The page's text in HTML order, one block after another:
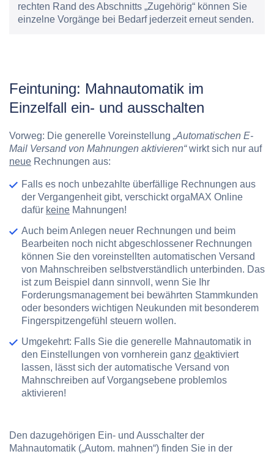
rechten Rand des Abschnitts „Zugehörig“ können Sie
einzelne Vorgänge bei Bedarf jederzeit erneut senden.
Feintuning: Mahnautomatik im
Einzelfall ein- und ausschalten
Vorweg: Die generelle Voreinstellung „Automatischen E-
Mail Versand von Mahnungen aktivieren“wirkt sich nur auf
neue Rechnungen aus:
Falls es noch unbezahlte überfällige Rechnungen aus
der Vergangenheit gibt, verschickt orgaMAX Online
dafür keine Mahnungen!
Auch beim Anlegen neuer Rechnungen und beim
Bearbeiten noch nicht abgeschlossener Rechnungen
können Sie den voreinstellten automatischen Versand
von Mahnschreiben selbstverständlich unterbinden. Das
ist zum Beispiel dann sinnvoll, wenn Sie Ihr
Forderungsmanagement bei bewährten Stammkunden
oder besonders wichtigen Neukunden mit besonderem
Fingerspitzengefühl steuern wollen.
Umgekehrt: Falls Sie die generelle Mahnautomatik in
den Einstellungen von vornherein ganz deaktiviert
lassen, lässt sich der automatische Versand von
Mahnschreiben auf Vorgangsebene problemlos
aktivieren!
Den dazugehörigen Ein- und Ausschalter der
Mahnautomatik („Autom. mahnen“) finden Sie in der